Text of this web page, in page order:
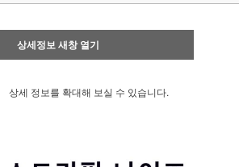
상세정보 새창 열기
상세 정보를 확대해 보실 수 있습니다.